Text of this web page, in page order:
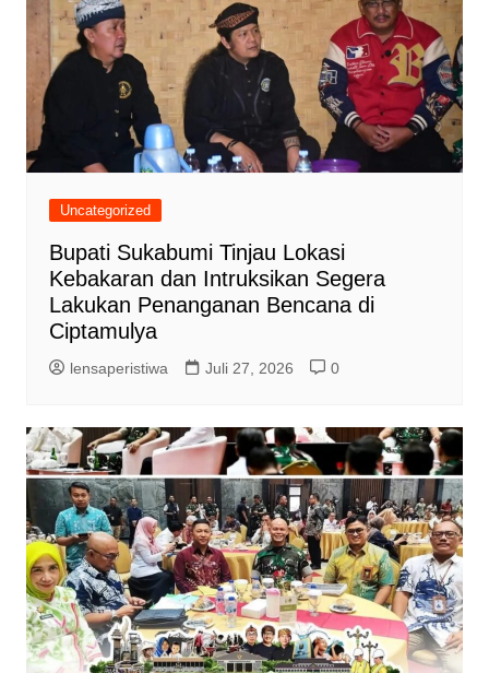
Uncategorized
Bupati Sukabumi Tinjau Lokasi
Kebakaran dan Intruksikan Segera
Lakukan Penanganan Bencana di
Ciptamulya
lensaperistiwa Juli 27, 2026 0